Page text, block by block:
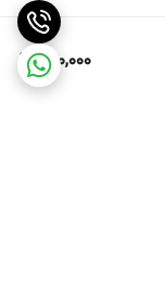
860,000